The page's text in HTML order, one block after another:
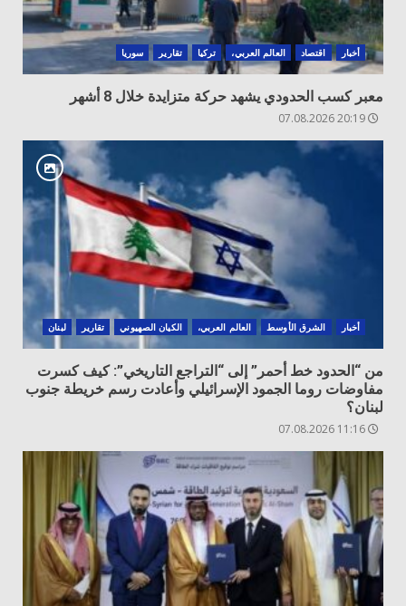
أخبار اقتصاد العالم العربي، تركيا تقارير سوريا
معبر كسب الحدودي يشهد حركة متزايدة خلال 8 أشهر
أخبار الشرق الأوسط العالم العربي، الكيان الصهيوني تقارير لبنان
من “الحدود خط أحمر” إلى “التراجع التاريخي”: كيف كسرت
مفاوضات روما الجمود الإسرائيلي وأعادت رسم خريطة جنوب
لبنان؟